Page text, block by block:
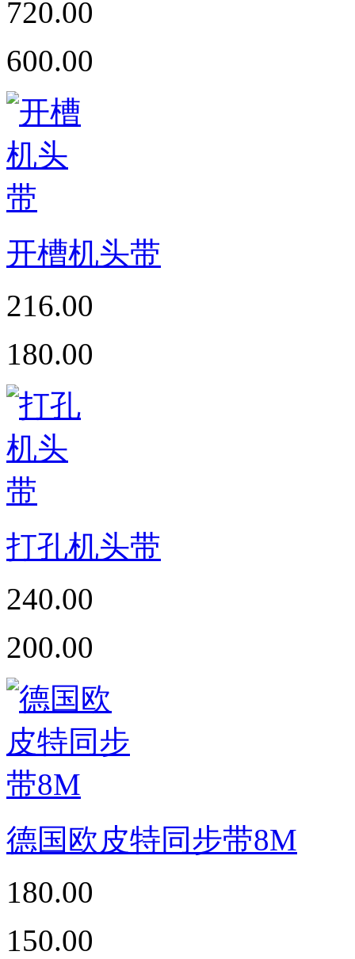
720.00
600.00
开槽机头带
216.00
180.00
打孔机头带
240.00
200.00
德国欧皮特同步带8M
180.00
150.00